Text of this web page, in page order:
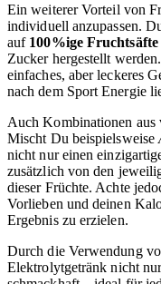
Ein weiterer Vorteil von
individuell anzupassen.
auf 100%ige Fruchtsäfte
Zucker hergestellt
einfaches, aber leckeres
nach dem Sport Energie
Auch Kombinationen aus
Mischt Du beispielsweise
nicht nur einen
zusätzlich von den
dieser Früchte. Achte
Vorlieben und deinen
Ergebnis zu erzielen.
Durch die Verwendung
Elektrolytgetränk nicht